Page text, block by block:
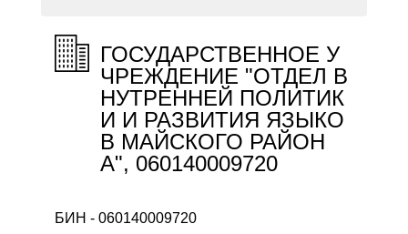
ГОСУДАРСТВЕННОЕ У
ЧРЕЖДЕНИЕ "ОТДЕЛ В
НУТРЕННЕЙ ПОЛИТИК
И И РАЗВИТИЯ ЯЗЫКО
В МАЙСКОГО РАЙОН
А", 060140009720
БИН - 060140009720